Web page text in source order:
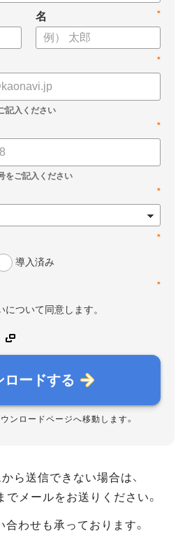
*
名
*
*
*
*
導入済み
*
ついて同意します。
ロードする
ンロードページへ移動します。
ら送信できない場合は、
でメールをお送りください。
わせも承っております。